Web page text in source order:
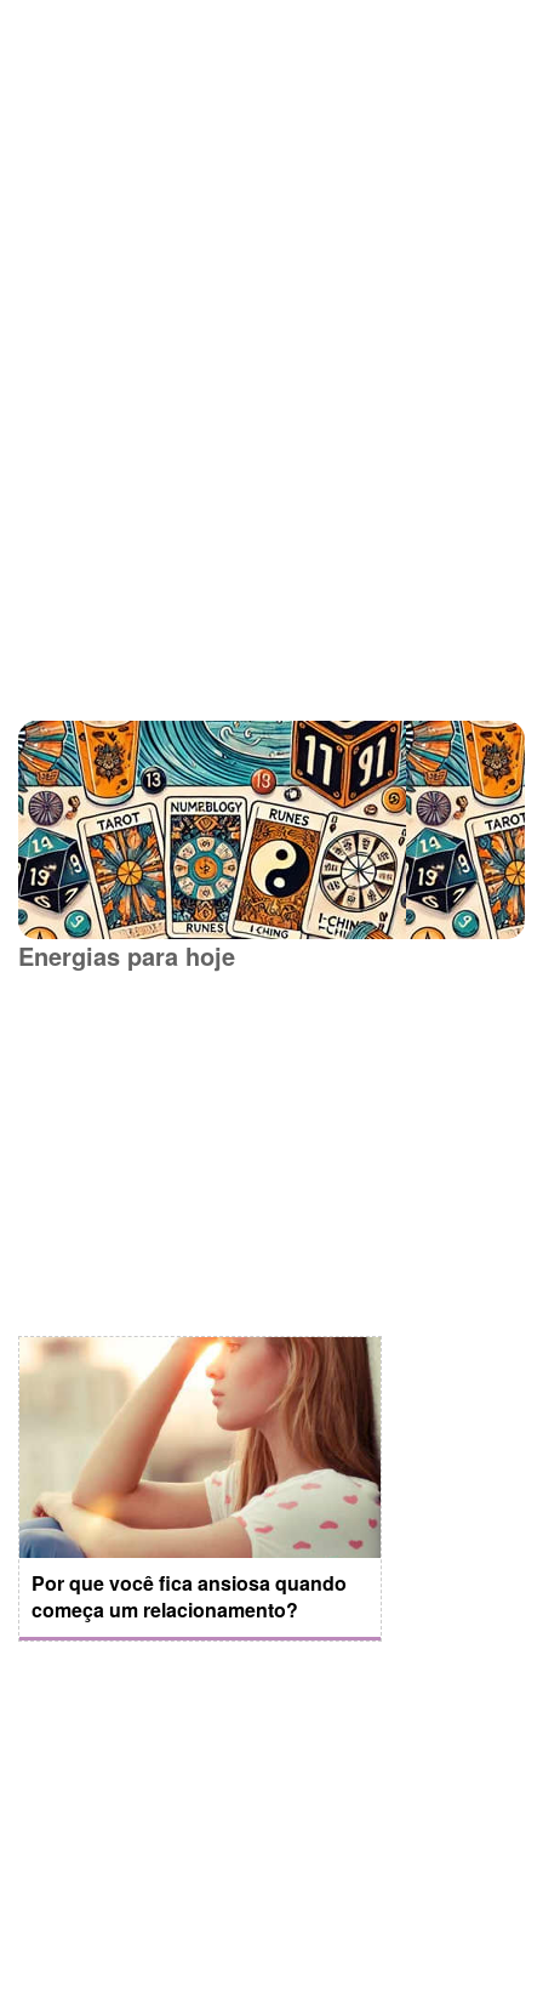
Energias para hoje
Por que você fica ansiosa quando
começa um relacionamento?